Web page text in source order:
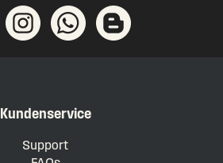
Kundenservice
Support